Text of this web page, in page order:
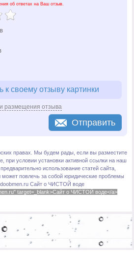
об ответах на Ваш отзыв.
своему отзыву картинки
размещения отзыва
Отправить
правах. Мы будем рады, если вы разместите
при условии установки активной ссылки на наш
использование статей сайта,
может повлечь за собой юридические проблемы
Сайт о ЧИСТОЙ воде
target=_blank>Сайт о ЧИСТОЙ воде</a>